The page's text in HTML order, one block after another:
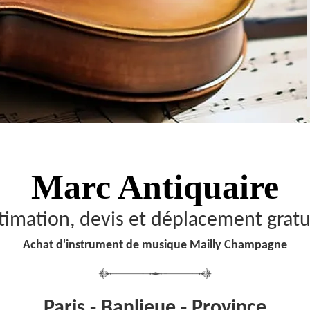
Marc Antiquaire
devis et déplacement
Achat d'instrument de musique Mailly Champagne